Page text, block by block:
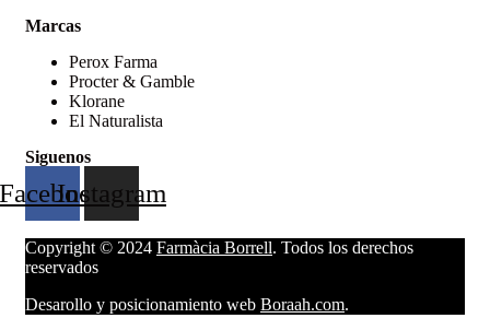
Marcas
Perox Farma
Procter & Gamble
Klorane
El Naturalista
Siguenos
Instagram
Copyright © 2024 Farmàcia Borrell. Todos los derechos
reservados
Desarollo y posicionamiento web Boraah.com.